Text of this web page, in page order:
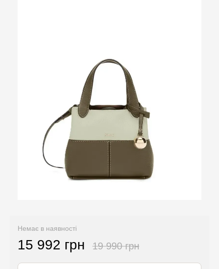
Немає в наявності
15 992 грн 19 990 грн